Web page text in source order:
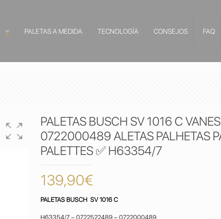
PALETAS A MEDIDA TECNOLOGÍA CONSEJOS FAQ
PALETAS BUSCH SV 1016 C
0722000489 ALETAS PALHETAS
PALETTES ✅ H63354/7
139,90€
PALETAS BUSCH SV 1016 C
H63354/7 – 0722522489 – 0722000489